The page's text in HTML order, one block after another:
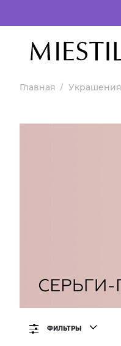
Главная Украшения
ФИЛЬТРЫ